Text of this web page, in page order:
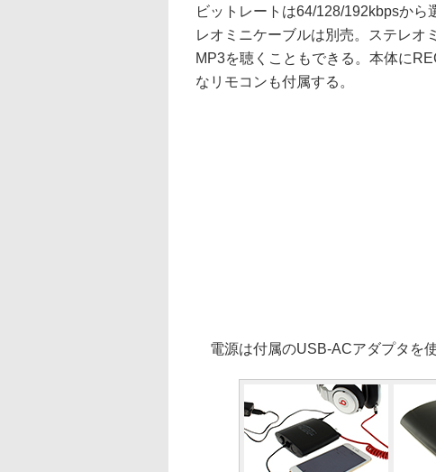
ビットレートは64/128/192kbpsか
レオミニケーブルは別売。ステレオ
MP3を聴くこともできる。本体に
なリモコンも付属する。
電源は付属のUSB-ACアダプタを